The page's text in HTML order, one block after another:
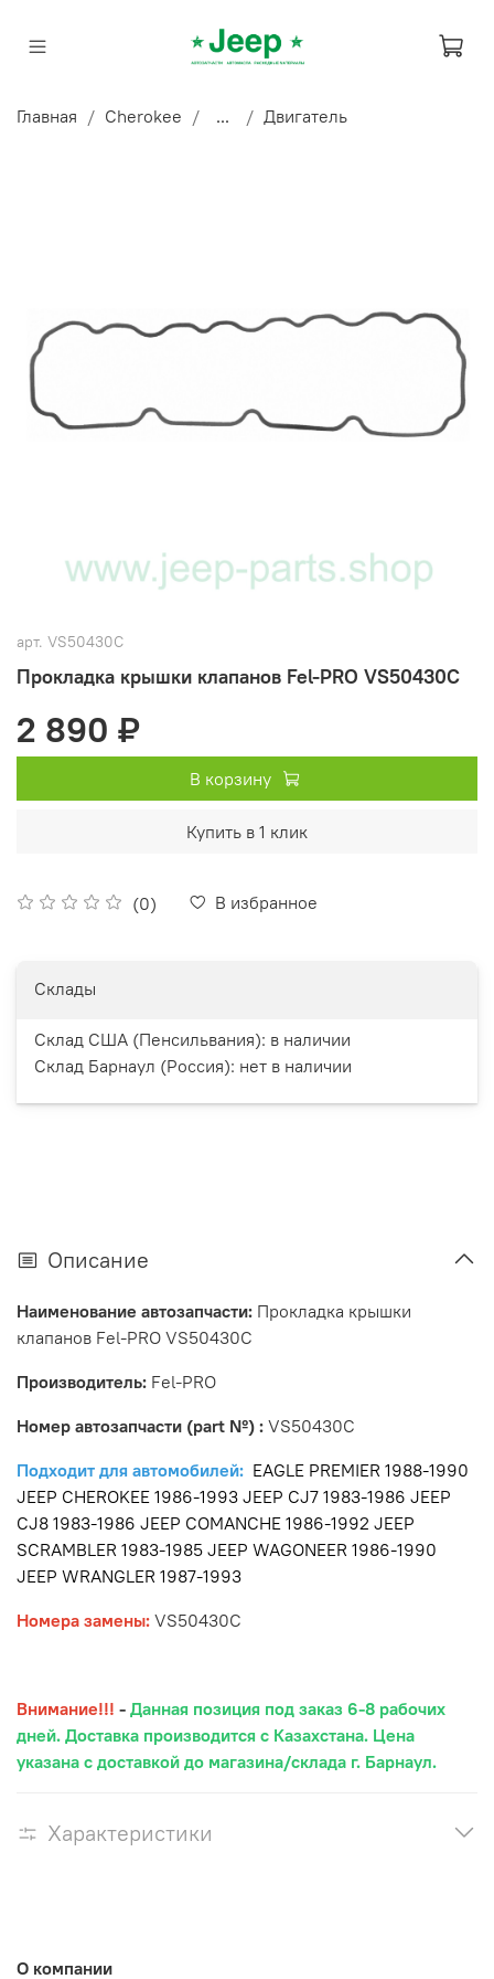
Главная Cherokee ... Двигатель
арт. VS50430C
Прокладка крышки клапанов Fel-PRO VS50430C
(0) В избранное
2 890 ₽
В корзину
Купить в 1 клик
Склады
Склад США (Пенсильвания): в наличии
Склад Барнаул (Россия): нет в наличии
Описание
Наименование автозапчасти: Прокладка крышки
клапанов Fel-PRO VS50430C
Производитель: Fel-PRO
Номер автозапчасти (part №) : VS50430C
Подходит для автомобилей: EAGLE PREMIER 1988-1990
JEEP CHEROKEE 1986-1993 JEEP CJ7 1983-1986 JEEP
CJ8 1983-1986 JEEP COMANCHE 1986-1992 JEEP
SCRAMBLER 1983-1985 JEEP WAGONEER 1986-1990
JEEP WRANGLER 1987-1993
Номера замены: VS50430C
Внимание!!! - Данная позиция под заказ 6-8 рабочих
дней. Доставка производится с Казахстана. Цена
указана с доставкой до магазина/склада г. Барнаул.
Характеристики
О компании